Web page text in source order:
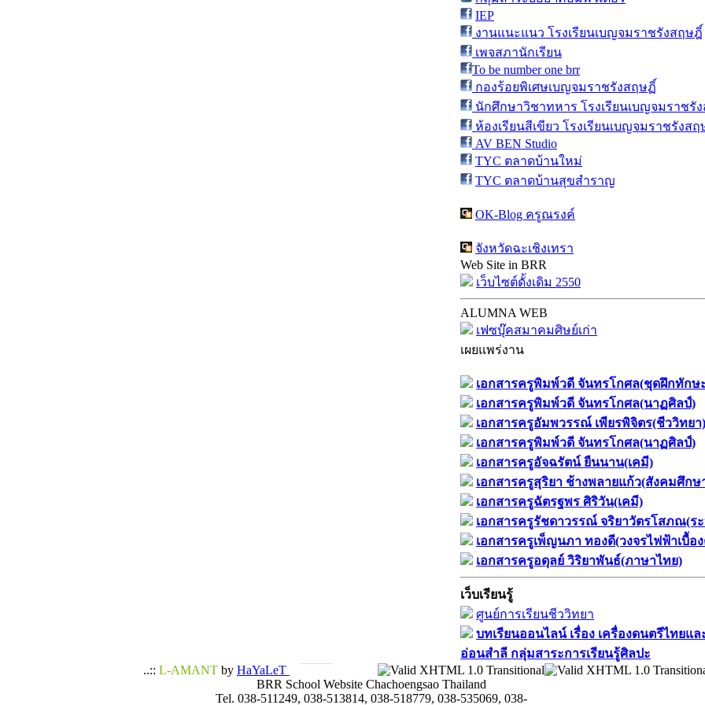
IEP
งานแนะแนว โรงเรียนเบญจมราชรังสฤษฎิ์
เพจสภานักเรียน
To be number one brr
กองร้อยพิเศษเบญจมราชรังสฤษฏิ์
นักศึกษาวิชาทหาร โรงเรียนเบญจมราชรั
ห้องเรียนสีเขียว โรงเรียนเบญจมราชรังสฤ
AV BEN Studio
TYC ตลาดบ้านใหม่
TYC ตลาดบ้านสุขสำราญ
OK-Blog ครูณรงค์
จังหวัดฉะเชิงเทรา
Web Site in BRR
เว็บไซต์ดั้งเดิม 2550
ALUMNA WEB
เฟซบุ๊คสมาคมศิษย์เก่า
เผยแพร่งาน
เอกสารครูพิมพ์วดี จันทรโกศล(ชุดฝึกทักษ
เอกสารครูพิมพ์วดี จันทรโกศล(นาฏศิลป์)
เอกสารครูอัมพวรรณ์ เพียรพิจิตร(ชีววิทยา)
เอกสารครูพิมพ์วดี จันทรโกศล(นาฏศิลป์)
เอกสารครูอัจฉรัตน์ ยืนนาน(เคมี)
เอกสารครูสุริยา ช้างพลายแก้ว(สังคมศึกษ
เอกสารครูฉัตรฐพร ศิริวัน(เคมี)
เอกสารครูรัชดาวรรณ์ จริยาวัตรโสภณ(ร
เอกสารครูเพ็ญนภา ทองดี(วงจรไฟฟ้าเบื้อ
เอกสารครูอดุลย์ วิริยาพันธ์(ภาษาไทย)
เว็บเรียนรู้
ศูนย์การเรียนชีววิทยา
บทเรียนออนไลน์​ เรื่อง​ เครื่องดนตรีไทย
อ่อนสำลี​ กลุ่มสาระการเรียนรู้ศิลปะ
..:: L-AMANT by HaYaLeT
BRR School Website Chachoengsao Thailand
Tel. 038-511249, 038-513814, 038-518779, 038-535069, 038-